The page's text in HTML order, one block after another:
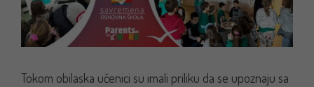
Tokom obilaska učenici su imali priliku da se upoznaju sa